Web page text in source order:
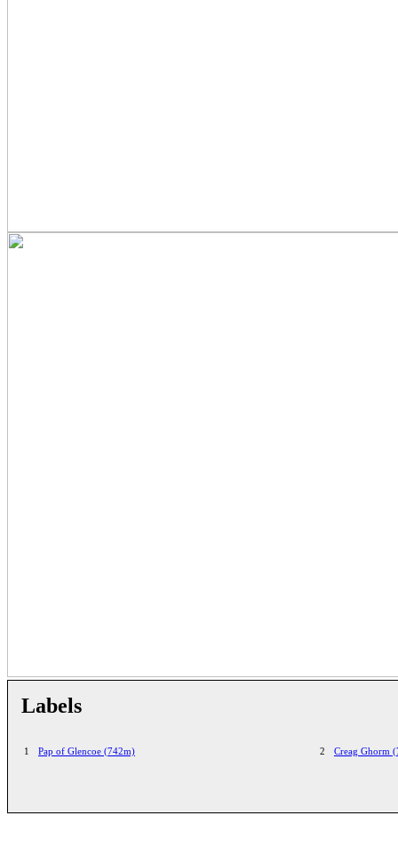
Labels
1 Pap of Glencoe (742m) 2 Creag Ghorm